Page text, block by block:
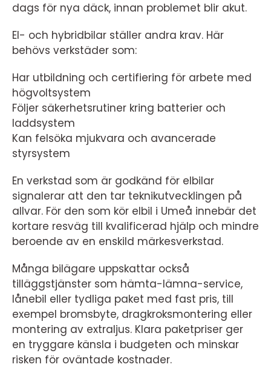
dags för nya däck, innan problemet blir akut.
El- och hybridbilar ställer andra krav. Här
behövs verkstäder som:
Har utbildning och certifiering för arbete med
högvoltsystem
Följer säkerhetsrutiner kring batterier och
laddsystem
Kan felsöka mjukvara och avancerade
styrsystem
En verkstad som är godkänd för elbilar
signalerar att den tar teknikutvecklingen på
allvar. För den som kör elbil i Umeå innebär det
kortare resväg till kvalificerad hjälp och mindre
beroende av en enskild märkesverkstad.
Många bilägare uppskattar också
tilläggstjänster som hämta-lämna-service,
lånebil eller tydliga paket med fast pris, till
exempel bromsbyte, dragkroksmontering eller
montering av extraljus. Klara paketpriser ger
en tryggare känsla i budgeten och minskar
risken för oväntade kostnader.